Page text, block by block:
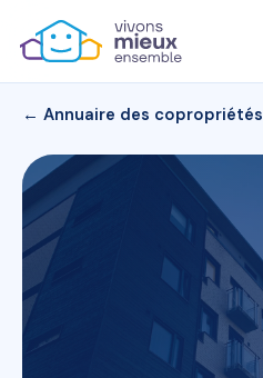
← Annuaire des copropriétés